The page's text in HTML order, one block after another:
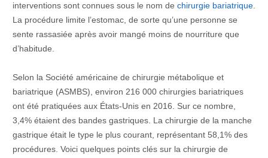
interventions sont connues sous le nom de chirurgie bariatrique.
La procédure limite l’estomac, de sorte qu’une personne se
sente rassasiée après avoir mangé moins de nourriture que
d’habitude.
Selon la Société américaine de chirurgie métabolique et
bariatrique (ASMBS), environ 216 000 chirurgies bariatriques
ont été pratiquées aux États-Unis en 2016. Sur ce nombre,
3,4% étaient des bandes gastriques. La chirurgie de la manche
gastrique était le type le plus courant, représentant 58,1% des
procédures. Voici quelques points clés sur la chirurgie de